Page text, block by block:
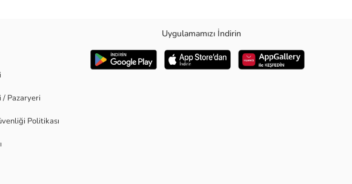
cm (1-3 cm arası değişkenlik gösterebilir.) Sap Uzunluğu: 30 cm (1-3 cm arası değişkenlik
farklılık gösterebilir.
/ Pazaryeri
Politikası
Uygulamamızı İndirin